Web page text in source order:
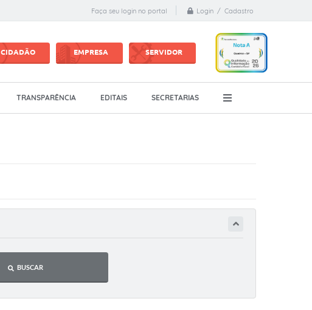
Faça seu login no portal Login / Cadastro
CIDADÃO EMPRESA SERVIDOR
TRANSPARÊNCIA EDITAIS SECRETARIAS
BUSCAR